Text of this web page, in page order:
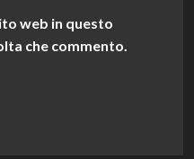
web in questo
che commento.